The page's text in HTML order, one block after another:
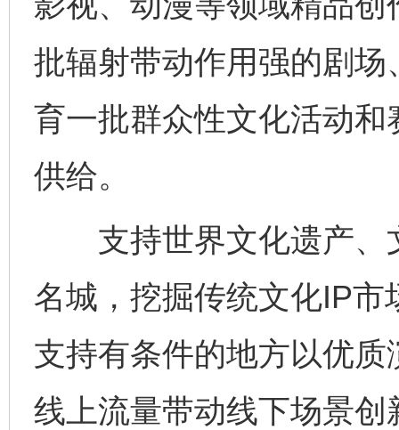
批辐射带动作用强的剧
育一批群众性文化活动
供给。
支持世界文化遗产、
名城，挖掘传统文化IP
支持有条件的地方以优
线上流量带动线下场景创